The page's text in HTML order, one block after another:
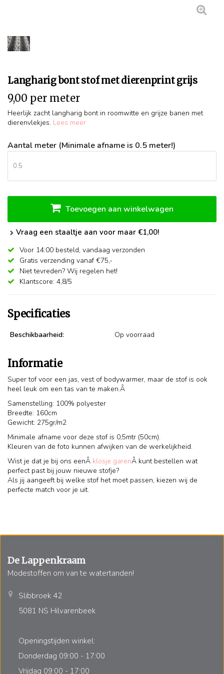
Langharig bont stof met dierenprint grijs
9,00 per meter
Heerlijk zacht langharig bont in roomwitte en grijze banen met
dierenvlekjes. Lees meer
Aantal meter (Minimale afname is 0.5 meter!)
Toevoegen aan winkelwagen
Vraag een staaltje aan voor maar €1,00!
Voor 14:00 besteld, vandaag verzonden
Gratis verzending vanaf €75,-
Niet tevreden? Wij regelen het!
Klantscore: 4,8/5
Specificaties
Beschikbaarheid: Op voorraad
Informatie
Super tof voor een jas, vest of bodywarmer, maar de stof is ook
heel leuk om een tas van te maken.Â
Samenstelling: 100% polyester
Breedte: 160cm
Gewicht: 275gr/m2
Minimale afname voor deze stof is 0,5mtr (50cm).
Kleuren van de foto kunnen afwijken van de werkelijkheid.
Wist je dat je bij ons eenÂ klosje garenÂ kunt bestellen wat
perfect past bij jouw nieuwe stofje?
Als jij aangeeft bij welke stof het moet passen, kiezen wij de
perfecte match voor je uit.
De Lappenkraam
Modestoffen om van te watertanden!
Slibbroek 42
5081 NS Hilvarenbeek
Openingstijden winkel:
Donderdag 09:00 - 17:00
Vrijdag 09:00 - 17:00